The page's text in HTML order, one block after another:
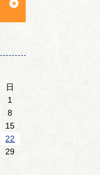
日
1
8
15
22
29